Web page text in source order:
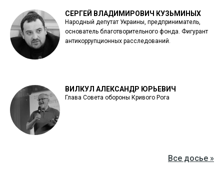
СЕРГЕЙ ВЛАДИМИРОВИЧ КУЗЬМИНЫХ
Народный депутат Украины, предприниматель,
основатель благотворительного фонда. Фигурант
антикоррупционных расследований.
ВИЛКУЛ АЛЕКСАНДР ЮРЬЕВИЧ
Глава Совета обороны Кривого Рога
Все досье »